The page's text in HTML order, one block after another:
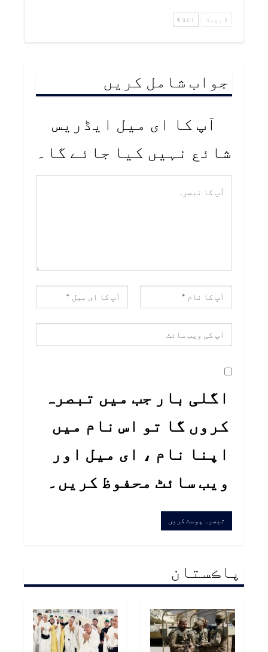
پچھلا اگلا
جواب شامل کریں
آپ کا ای میل ایڈریس
شائع نہیں کیا جائے گا۔
اگلی بار جب میں تبصرہ
کروں گا تو اس نام میں
اپنا نام ، ای میل اور
ویب سائٹ محفوظ کریں۔
پاڪستان